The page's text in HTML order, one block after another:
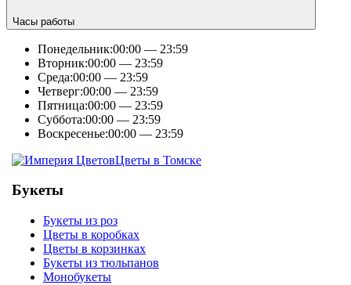
Часы работы
Понедельник:00:00 — 23:59
Вторник:00:00 — 23:59
Среда:00:00 — 23:59
Четверг:00:00 — 23:59
Пятница:00:00 — 23:59
Суббота:00:00 — 23:59
Воскресенье:00:00 — 23:59
Цветы в Томске
Букеты
Букеты из роз
Цветы в коробках
Цветы в корзинках
Букеты из тюльпанов
Монобукеты